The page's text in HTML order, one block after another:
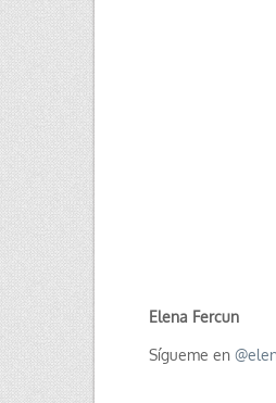
Elena Fercun
Sígueme en @